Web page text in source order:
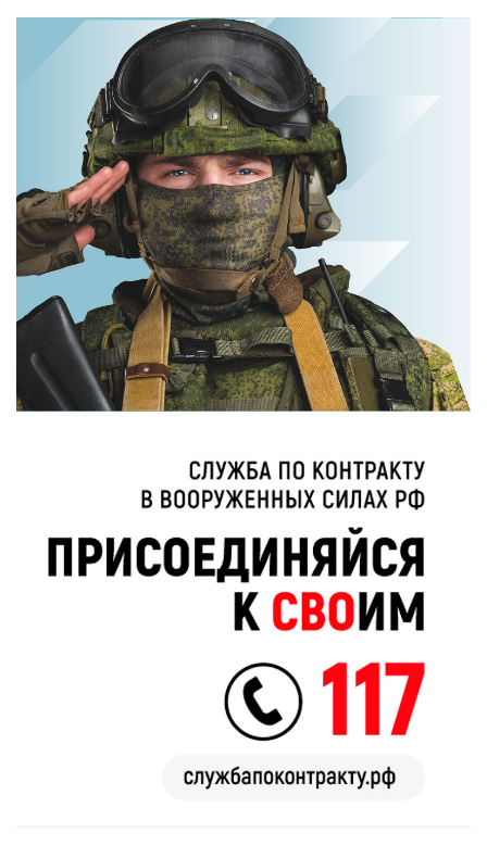
Ролик из Омска:
вы будете
смеяться долго
Ролик длится
пару секунд, но
вы будете в шоке
от увиденного